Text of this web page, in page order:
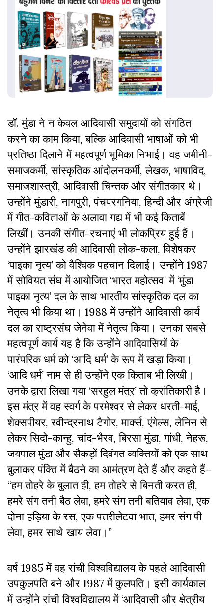
डॉ. मुंडा ने न केवल आदिवासी समुदायों को संगठित
करने का काम किया, बल्कि आदिवासी भाषाओं को भी
प्रतिष्ठा दिलाने में महत्वपूर्ण भूमिका निभाई। वह जमीनी-
समाजकर्मी, सांस्कृतिक आंदोलनकर्मी, लेखक, भाषाविद,
समाजशास्त्री, आदिवासी चिन्तक और संगीतकार थे।
उन्होंने मुंडारी, नागपुरी, पंचपरगनिया, हिन्दी और अंग्रेजी
में गीत-कविताओं के अलावा गद्य में भी कई किताबें
लिखीं। उनकी संगीत-रचनाएं भी लोकप्रिय हुई हैं।
उन्होंने झारखंड की आदिवासी लोक-कला, विशेषकर
‘पाइका नृत्य’ को वैश्विक पहचान दिलाई। उन्होंने 1987
में सोवियत संघ में आयोजित ‘भारत महोत्सव’ में ‘मुंडा
पाइका नृत्य’ दल के साथ भारतीय सांस्कृतिक दल का
नेतृत्व भी किया था। 1988 में उन्होंने आदिवासी कार्य
दल का राष्ट्रसंघ जेनेवा में नेतृत्व किया। उनका सबसे
महत्वपूर्ण कार्य यह है कि उन्होंने आदिवासियों के
पारंपरिक धर्म को ‘आदि धर्म’ के रूप में खड़ा किया।
‘आदि धर्म’ नाम से ही उन्होंने एक किताब भी लिखी।
उनके द्वारा लिखा गया ‘सरहुल मंत्र’ तो क्रांतिकारी है।
इस मंत्र में वह स्वर्ग के परमेश्वर से लेकर धरती-माई,
शेक्सपीयर, रवीन्द्रनाथ टैगोर, मार्क्स, एंगेल्स, लेनिन से
लेकर सिदो-कान्हु, चांद-भैरव, बिरसा मुंडा, गांधी, नेहरू,
जयपाल मुंडा और सैकड़ों दिवंगत व्यक्तियों को एक साथ
बुलाकर पंक्ति में बैठने का आमंत्रण देते हैं और कहते हैं–
“हम तोहरे के बुलात ही, हम तोहरे से बिनती करत ही,
हमरे संग तनी बैठ लेवा, हमरे संग तनी बतियाव लेवा, एक
दोना हड़िया के रस, एक पतरीलेटवा भात, हमर संग पी
लेवा, हमर साथे खाय लेवा।”
वर्ष 1985 में वह रांची विश्वविद्यालय के पहले आदिवासी
उपकुलपति बने और 1987 में कुलपति। इसी कार्यकाल
में उन्होंने रांची विश्वविद्यालय में ‘आदिवासी और क्षेत्रीय